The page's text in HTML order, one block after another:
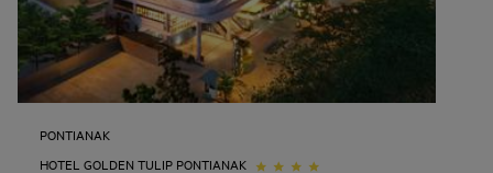
PONTIANAK
HOTEL GOLDEN TULIP PONTIANAK